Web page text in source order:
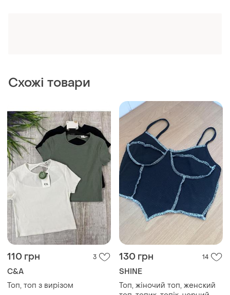
110 грн
C&A
Топ, топ з вирізом
XХS і ще 1
130 грн
SHINE
Топ, жіночий топ, женский
топ, топик, топік, чорний
топ, базовий топ, чорный
топ
32 / XXS / 40 і ще 1